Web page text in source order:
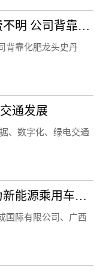
贵州一白酒签梅西代言 签约费不明 公司背靠化肥龙头史丹利
背靠化肥龙头史丹
通发展
、数字化、绿电交通
时代电气：设控股子公司 作为新能源乘用车电驱产业发展平台
国际有限公司、广西